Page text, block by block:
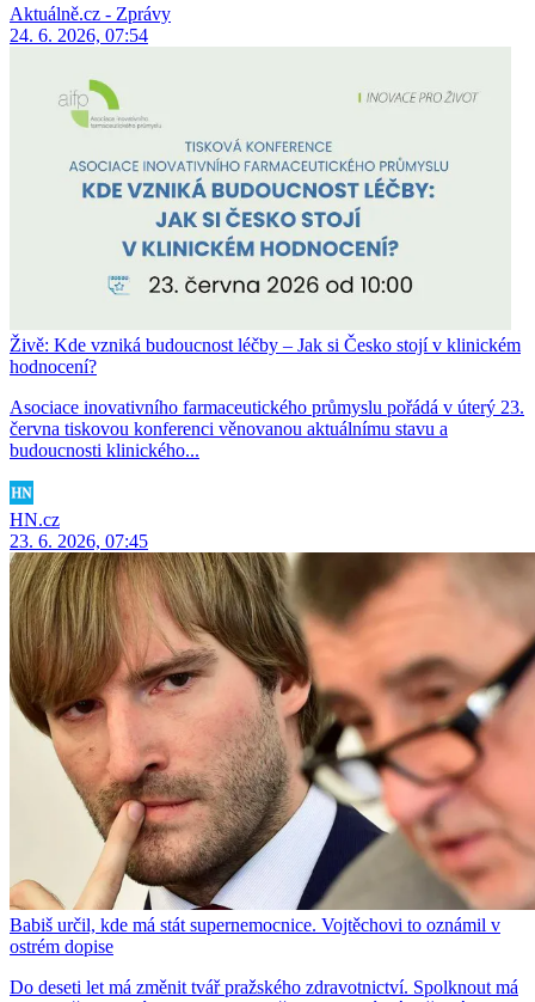
Aktuálně.cz - Zprávy
24. 6. 2026, 07:54
Živě: Kde vzniká budoucnost léčby – Jak si Česko stojí v klinickém
hodnocení?
Asociace inovativního farmaceutického průmyslu pořádá v úterý 23.
června tiskovou konferenci věnovanou aktuálnímu stavu a
budoucnosti klinického...
HN.cz
23. 6. 2026, 07:45
Babiš určil, kde má stát supernemocnice. Vojtěchovi to oznámil v
ostrém dopise
Do deseti let má změnit tvář pražského zdravotnictví. Spolknout má